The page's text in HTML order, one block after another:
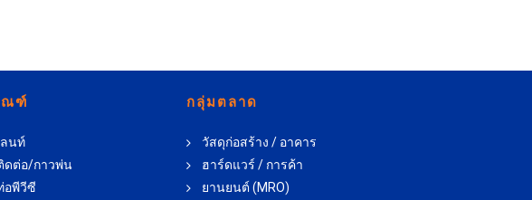
ณฑ์
นท์
ดต่อ/กาวพ่น
อพีวีซี
กลุ่มตลาด
วัสดุก่อสร้าง / อาคาร
ฮาร์ดแวร์ / การค้า
ยานยนต์ (MRO)